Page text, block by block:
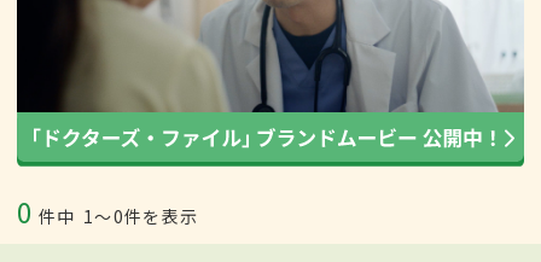
0 件中 1〜0件を表示